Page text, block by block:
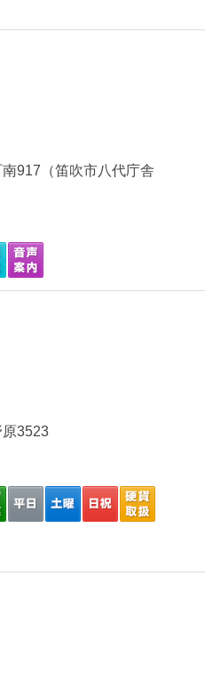
917（笛吹市八代庁舎
3523